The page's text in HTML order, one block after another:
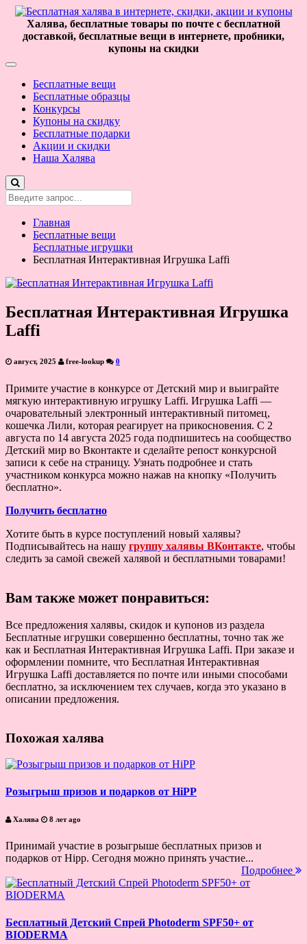
Халява, бесплатные товары по почте с бесплатной
доставкой, бесплатные вещи в интернете, пробники,
купоны на скидки
Бесплатные вещи
Бесплатные образцы
Конкурсы
Купоны на скидку
Бесплатные подарки
Акции и скидки
Наша Халява
Главная
Бесплатные вещи
Бесплатные игрушки
Бесплатная Интерактивная Игрушка Laffi
Бесплатная Интерактивная Игрушка
Laffi
август, 2025 free-lookup 0
Примите участие в конкурсе от Детский мир и выиграйте
мягкую интерактивную игрушку Laffi. Игрушка Laffi —
очаровательный электронный интерактивный питомец,
кошечка Лили, которая реагирует на прикосновения. С 2
августа по 14 августа 2025 года подпишитесь на сообщество
Детский мир во Вконтакте и сделайте репост конкурсной
записи к себе на страницу. Узнать подробнее и стать
участником конкурса можно нажав на кнопку «Получить
бесплатно».
Получить бесплатно
Хотите быть в курсе поступлений новый халявы?
Подписывайтесь на нашу группу халявы ВКонтакте, чтобы
следить за самой свежей халявой и бесплатными товарами!
Вам также может понравиться:
Все предложения халявы, скидок и купонов из раздела
Бесплатные игрушки совершенно бесплатны, точно так же
как и Бесплатная Интерактивная Игрушка Laffi. При заказе и
оформлении помните, что Бесплатная Интерактивная
Игрушка Laffi доставляется по почте или иными способами
бесплатно, за исключением тех случаев, когда это указано в
описании предложения.
Похожая халява
Розыгрыш призов и подарков от HiPP
Халява 8 лет ago
Принимай участие в розыгрыше бесплатных призов и
подарков от Hipp. Сегодня можно принять участие...
Подробнее
Бесплатный Детский Спрей Photoderm SPF50+ от
BIODERMA